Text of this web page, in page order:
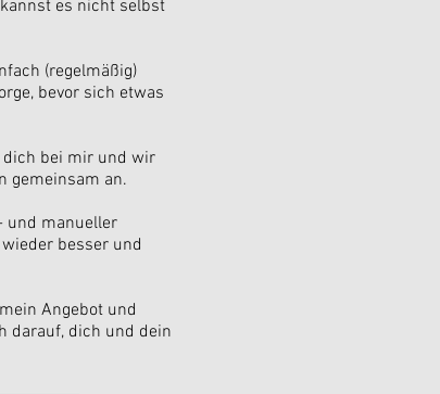
es nicht selbst
(regelmäßig)
bevor sich etwas
dich bei mir und wir
gemeinsam an.
und manueller
besser und
Angebot und
darauf, dich und dein